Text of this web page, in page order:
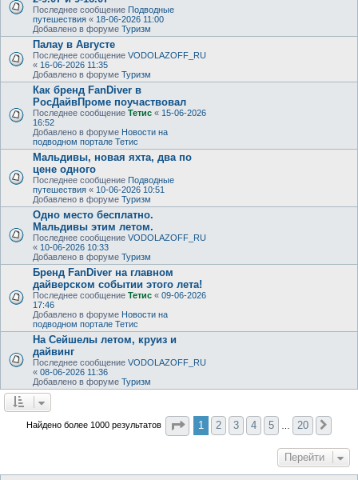
Последнее сообщение Подводные
путешествия « 18-06-2026 11:00
Добавлено в форуме Туризм
Палау в Августе
Последнее сообщение VODOLAZOFF_RU
« 16-06-2026 11:35
Добавлено в форуме Туризм
Как бренд FanDiver в
РосДайвПроме поучаствовал
Последнее сообщение Тетис « 15-06-2026
16:52
Добавлено в форуме Новости на
подводном портале Тетис
Мальдивы, новая яхта, два по
цене одного
Последнее сообщение Подводные
путешествия « 10-06-2026 10:51
Добавлено в форуме Туризм
Одно место бесплатно.
Мальдивы этим летом.
Последнее сообщение VODOLAZOFF_RU
« 10-06-2026 10:33
Добавлено в форуме Туризм
Бренд FanDiver на главном
дайверском событии этого лета!
Последнее сообщение Тетис « 09-06-2026
17:46
Добавлено в форуме Новости на
подводном портале Тетис
На Сейшелы летом, круиз и
дайвинг
Последнее сообщение VODOLAZOFF_RU
« 08-06-2026 11:36
Добавлено в форуме Туризм
Найдено более 1000 результатов Страница1 из
1 2 3 4 5 20
Перейти